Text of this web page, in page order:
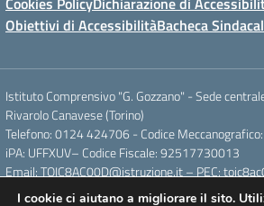
Obiettivi di AccessibilitàBacheca
Istituto Comprensivo "G. Gozzano" - Sede
Rivarolo Canavese (Torino)
Telefono: 0124 424706 - Codice
iPA: UFFXUV– Codice Fiscale: 92517730013
Email: TOIC8AC00D@istruzione.it – PEC:
I cookie ci aiutano a migliorare il sito.